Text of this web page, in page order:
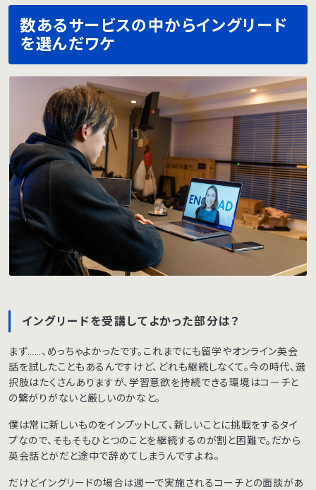
数あるサービスの中からイングリード
を選んだワケ
イングリードを受講してよかった部分は？
まず……、めっちゃよかったです。これまでにも留学やオンライン英会
話を試したこともあるんですけど、どれも継続しなくて。今の時代、選
択肢はたくさんありますが、学習意欲を持続できる環境はコーチと
の繋がりがないと厳しいのかなと。
僕は常に新しいものをインプットして、新しいことに挑戦をするタイ
プなので、そもそもひとつのことを継続するのが割と困難で。だから
英会話とかだと途中で辞めてしまうんですよね。
だけどイングリードの場合は週一で実施されるコーチとの面談があ